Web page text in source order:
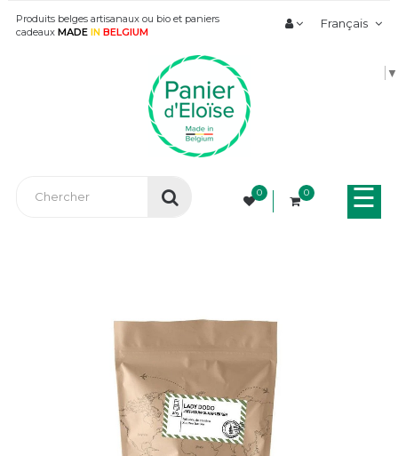
Produits belges artisanaux ou bio et paniers
cadeaux MADE IN BELGIUM
Français
▼
0 0
la
☰